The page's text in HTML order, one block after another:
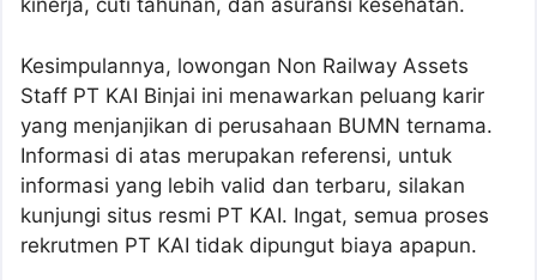
kinerja, cuti tahunan, dan asuransi kesehatan.
Kesimpulannya, lowongan Non Railway Assets
Staff PT KAI Binjai ini menawarkan peluang karir
yang menjanjikan di perusahaan BUMN ternama.
Informasi di atas merupakan referensi, untuk
informasi yang lebih valid dan terbaru, silakan
kunjungi situs resmi PT KAI. Ingat, semua proses
rekrutmen PT KAI tidak dipungut biaya apapun.